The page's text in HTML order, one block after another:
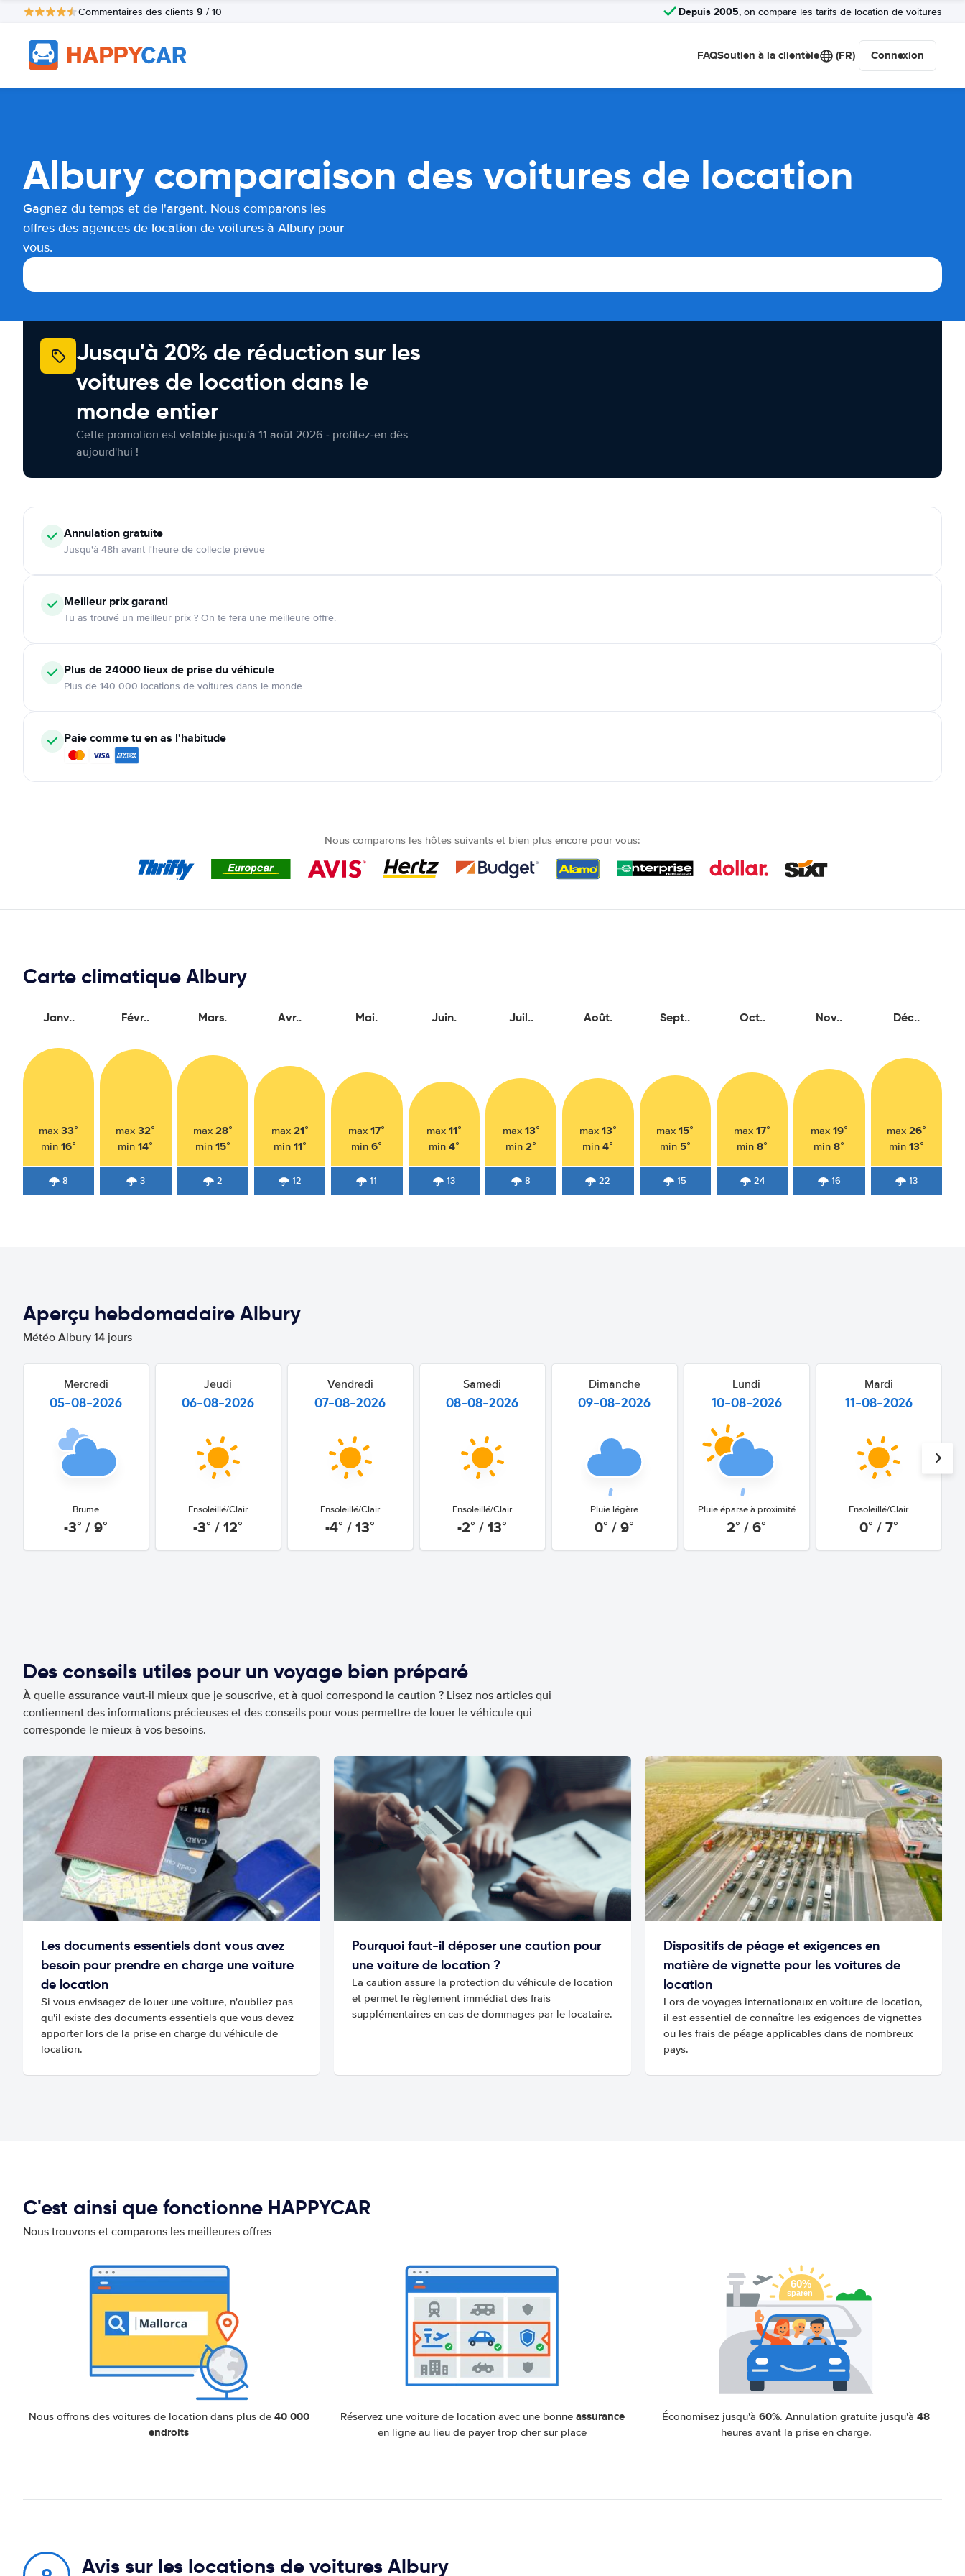
Commentaires des clients 9 / 10 Depuis 2005, on compare les tarifs de location de voitures
FAQSoutien à la clientèle (FR) Connexion
Albury comparaison des voitures de location
Gagnez du temps et de l'argent. Nous comparons les
offres des agences de location de voitures à Albury pour
vous.
Jusqu'à 20% de réduction sur les
voitures de location dans le
monde entier
Cette promotion est valable jusqu'à 11 août 2026 - profitez-en dès
aujourd'hui !
Annulationgratuite
Jusqu'à 48h avant l'heure de collecte prévue
Meilleur prix garanti
Tu as trouvé un meilleur prix ? On te fera une meilleure offre.
Plus de 24000 lieux de prise du véhicule
Plus de 140 000 locations de voitures dans le monde
Paie comme tu en as l'habitude
Nous comparons les hôtes suivants et bien plus encore pour vous:
Carte climatique Albury
Janv..
max33°
min16°
8
Févr..
max32°
min14°
3
Mars.
max 28°
min 15°
2
Avr..
max 21°
min 11°
12
Mai.
max17°
min6°
11
Juin.
max 11°
min 4°
13
Juil..
max 13°
min2°
8
Août.
max 13°
min4°
22
Sept..
max15°
min 5°
15
Oct..
max17°
min8°
24
Nov..
max 19°
min8°
16
Déc..
max 26°
min 13°
13
Aperçu hebdomadaire Albury
Météo Albury 14 jours
Mercredi
05-08-2026
Brume
-3° / 9°
Jeudi
06-08-2026
Ensoleillé/Clair
-3° / 12°
Vendredi
07-08-2026
Ensoleillé/Clair
-4° / 13°
Samedi
08-08-2026
Ensoleillé/Clair
-2° / 13°
Dimanche
09-08-2026
Pluie légère
0° / 9°
Lundi
10-08-2026
Pluie éparse à proximité
2° / 6°
Mardi
11-08-2026
Ensoleillé/Clair
0° / 7°
Des conseils utiles pour un voyage bien préparé
À quelle assurance vaut-il mieux que je souscrive, et à quoi correspond la caution ? Lisez nos articles qui
contiennent des informations précieuses et des conseils pour vous permettre de louer le véhicule qui
corresponde le mieux à vos besoins.
Les documents essentiels dont vous avez
besoin pour prendre en charge une voiture
de location
Si vous envisagez de louer une voiture, n'oubliez pas
qu'il existe des documents essentiels que vous devez
apporter lors de la prise en charge du véhicule de
location.
Pourquoi faut-il déposer une caution pour
une voiture de location ?
La caution assure la protection du véhicule de location
et permet le règlement immédiat des frais
supplémentaires en cas de dommages par le locataire.
Dispositifs de péage et exigences en
matière de vignette pour les voitures de
location
Lors de voyages internationaux en voiture de location,
il est essentiel de connaître les exigences de vignettes
ou les frais de péage applicables dans de nombreux
pays.
C'est ainsi que fonctionne HAPPYCAR
Nous trouvons et comparons les meilleures offres
Nous offrons des voitures de location dans plus de 40 000
endroits
Réservez une voiture de location avec une bonne assurance
en ligne au lieu de payer trop cher sur place
Économisez jusqu'à60%. Annulation gratuite jusqu'à48
heures avant la prise en charge.
Avis sur les locations de voitures Albury